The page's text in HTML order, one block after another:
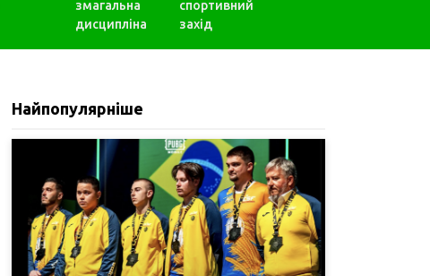
змагальна
дисципліна
спортивний
захід
Найпопулярніше